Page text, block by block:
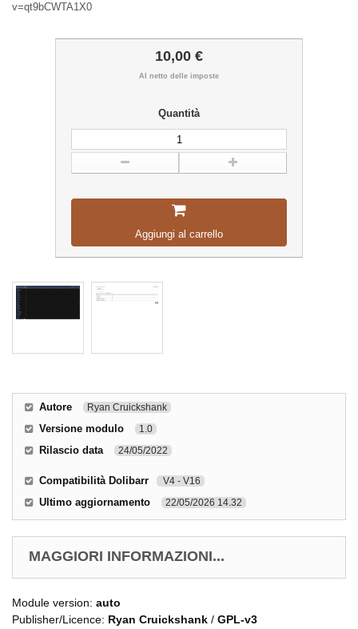
v=qt9bCWTA1X0
10,00 €
Al netto delle imposte
Quantità
Aggiungi al carrello
Autore Ryan Cruickshank
Versione modulo 1.0
Rilascio data 24/05/2022
Compatibilità Dolibarr V4 - V16
Ultimo aggiornamento 22/05/2026 14.32
MAGGIORI INFORMAZIONI...
Module version: auto
Publisher/Licence: Ryan Cruickshank / GPL-v3